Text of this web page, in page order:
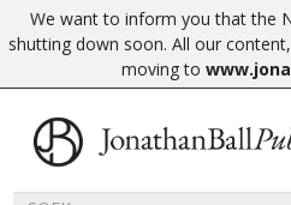
We want to inform you that the
shutting down soon. All our
moving to